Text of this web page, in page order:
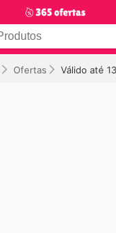
Ofertas Válido até